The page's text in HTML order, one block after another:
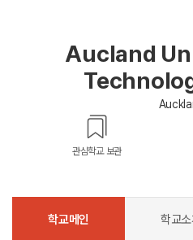
Aucland
관심학교 보관
학교메인 학교소